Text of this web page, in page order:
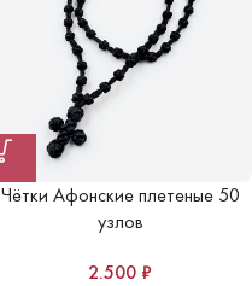
Чётки Афонские плетеные 50
узлов
2.500 ₽